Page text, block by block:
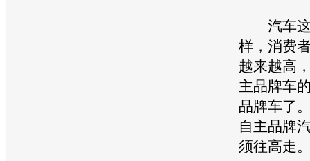
汽车这
样，消费
越来越高
主品牌车
品牌车了
自主品牌
须往高走